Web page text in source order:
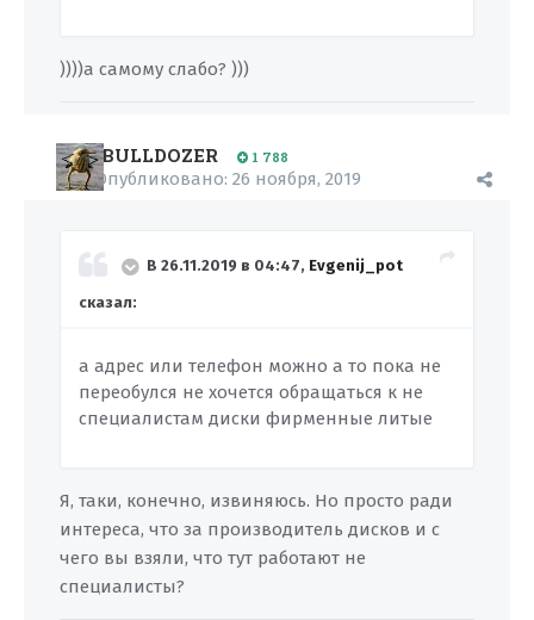
))))а самому слабо? )))
BULLDOZER 1 788
Опубликовано: 26 ноября, 2019
В 26.11.2019 в 04:47, Evgenij_pot
сказал:
а адрес или телефон можно а то пока не
переобулся не хочется обращаться к не
специалистам диски фирменные литые
Я, таки, конечно, извиняюсь. Но просто ради
интереса, что за производитель дисков и с
чего вы взяли, что тут работают не
специалисты?